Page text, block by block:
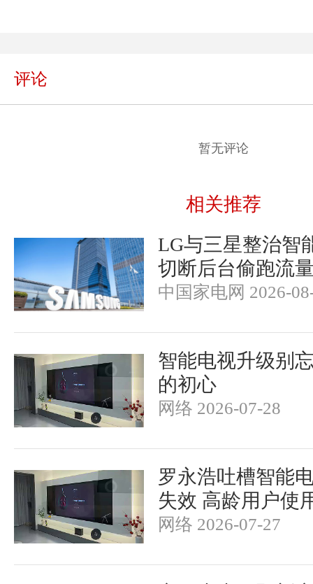
评论
暂无评论
相关推荐
LG与三星整治智
切断后台偷跑流
中国家电网 2026-
智能电视升级别
的初心
网络 2026-07-28
罗永浩吐槽智能
失效 高龄用户使
网络 2026-07-27